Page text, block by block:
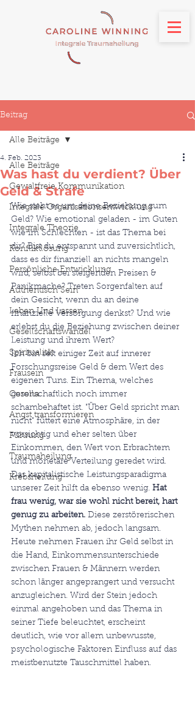
Beitrag
Alle Beiträge
Gewaltfreie Kommunikation
Integrale Organisationsentwicklung
Integrale Theorie
Konfliktlösung
Persönliche Entwicklung
Authentisch Sein
Leben Und Lassen
Gesellschaftswandel
Spiritualität
Frausein
Corona
Angst transformieren
Führung
Traumaheilung
Krebsheilung
Alle Beiträge
Was hast du verdient? Über
Geld & Strafe
4. Feb. 2023
Wie steht es um deine Beziehung zum
Geld? Wie emotional geladen - im Guten
wie im Schlechten - ist das Thema bei
dir? Bist du entspannt und zuversichtlich,
dass es dir finanziell an nichts mangeln
wird, selbst bei steigenden Preisen &
Panikmache? Treten Sorgenfalten auf
dein Gesicht, wenn du an deine
finanzielle Versorgung denkst? Und wie
erlebst du die Beziehung zwischen deiner
Leistung und ihrem Wert?
Ich bin seit einiger Zeit auf innerer
Forschungsreise Geld & dem Wert des
eigenen Tuns. Ein Thema, welches
gesellschaftlich noch immer
schambehaftet ist. "Über Geld spricht man
nicht" füttert eine Atmosphäre, in der
vorsichtig und eher selten über
Einkommen, den Wert von Erbrachtem
und monetäre Verteilung geredet wird.
Das kapitalistische Leistungsparadigma
unserer Zeit hilft da ebenso wenig. Hat
frau wenig, war sie wohl nicht bereit, hart
genug zu arbeiten. Diese zerstörerischen
Mythen nehmen ab, jedoch langsam.
Heute nehmen Frauen ihr Geld selbst in
die Hand, Einkommensunterschiede
zwischen Frauen & Männern werden
schon länger angeprangert und versucht
anzugleichen. Wird der Stein jedoch
einmal angehoben und das Thema in
seiner Tiefe beleuchtet, erscheint
deutlich, wie vor allem unbewusste,
psychologische Faktoren Einfluss auf das
meistbenutzte Tauschmittel haben.